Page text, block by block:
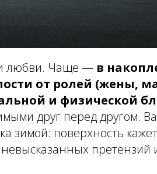
любви. Чаще — в
от ролей (жены,
и физической
друг перед другом.
зимой: поверхность
претензий